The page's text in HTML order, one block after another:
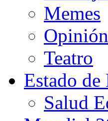
Memes
Opinión
Teatro
Estado
Salud